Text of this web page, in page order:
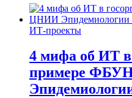
ИТ-проекты
4 мифа об ИТ в
примере